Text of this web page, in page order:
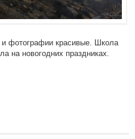
фотографии красивые. Школа
на новогодних праздниках.